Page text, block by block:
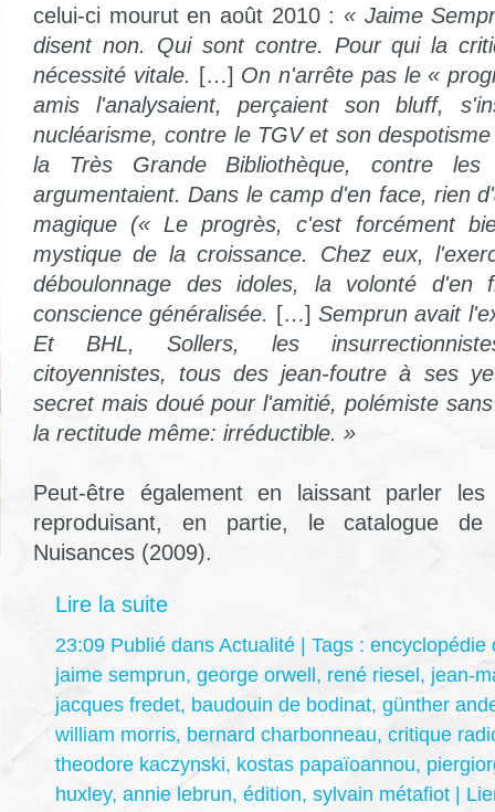
celui-ci mourut en août 2010 : « Jaime
disent non. Qui sont contre. Pour qui la
nécessité vitale. […] On n'arrête pas le «
amis l'analysaient, perçaient son bluff,
nucléarisme, contre le TGV et son
la Très Grande Bibliothèque, contre
argumentaient. Dans le camp d'en face, rien
magique (« Le progrès, c'est forcément
mystique de la croissance. Chez eux,
déboulonnage des idoles, la volonté d'en
conscience généralisée. […]Semprun avait
Et BHL, Sollers, les
citoyennistes, tous des jean-foutre à ses
secret mais doué pour l'amitié, polémiste
la rectitude même: irréductible. »
Peut-être également en laissant parler
reproduisant, en partie, le catalogue de
Nuisances (2009).
Lire la suite
23:09 Publié dans Actualité | Tags : encyclopédie
jaime semprun, george orwell , rené riesel , jean-
jacques fredet, baudouin de bodinat, günther
william morris, bernard charbonneau, critique
theodore kaczynski, kostas papaïoannou,
huxley, annie lebrun, édition, sylvain métafiot